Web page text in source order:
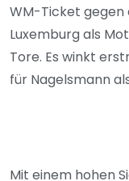
WM-Ticket gegen
Luxemburg als
Tore. Es winkt
für Nagelsmann
Mit einem hohen